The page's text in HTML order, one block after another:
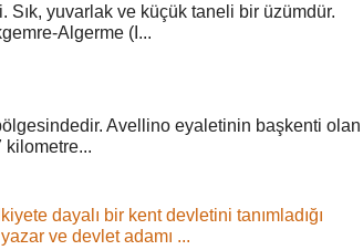
Sık, yuvarlak ve küçük taneli bir üzümdür.
Algerme (I...
Avellino eyaletinin başkenti olan
kilometre...
dayalı bir kent devletini tanımladığı
ve devlet adamı ...